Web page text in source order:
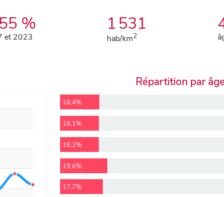
%
et 2023
1 531
hab/km2
Répartition par
16,4%
16,1%
16,2%
19,6%
17,7%